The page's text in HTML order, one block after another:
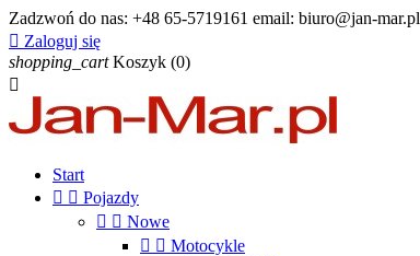
Zadzwoń do nas: +48 65-5719161 email: biuro@jan-mar.pl
 Zaloguj się
shopping_cart Koszyk (0)

Start
  Pojazdy
  Nowe
  Motocykle